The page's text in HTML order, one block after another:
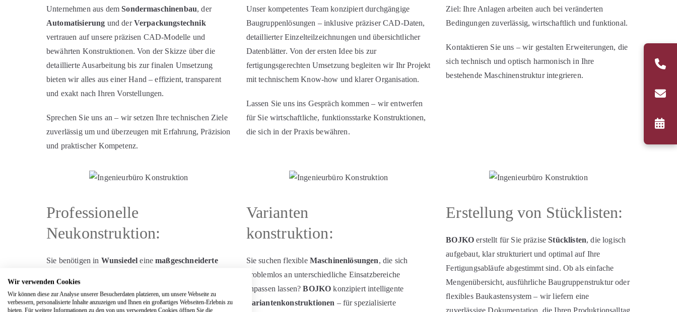
Unternehmen aus demSondermaschinenbau, der
Automatisierung und derVerpackungstechnik
vertrauen auf unsere präzisen CAD‑Modelle und
bewährten Konstruktionen. Von der Skizze über die
detaillierte Ausarbeitung bis zur finalen Umsetzung
bieten wir alles aus einer Hand – effizient, transparent
und exakt nach Ihren Vorstellungen.
Sprechen Sie uns an – wir setzen Ihre technischen Ziele
zuverlässig um und überzeugen mit Erfahrung, Präzision
und praktischer Kompetenz.
Unser kompetentes Team konzipiert durchgängige
Baugruppenlösungen – inklusive präziser CAD‑Daten,
detaillierter Einzelteilzeichnungen und übersichtlicher
Datenblätter. Von der ersten Idee bis zur
fertigungsgerechten Umsetzung begleiten wir Ihr Projekt
mit technischem Know‑how und klarer Organisation.
Lassen Sie uns ins Gespräch kommen – wir entwerfen
für Sie wirtschaftliche, funktionsstarke Konstruktionen,
die sich in der Praxis bewähren.
Ziel: Ihre Anlagen arbeiten auch bei veränderten
Bedingungen zuverlässig, wirtschaftlich und funktional.
Kontaktieren Sie uns – wir gestalten Erweiterungen, die
sich technisch und optisch harmonisch in Ihre
bestehende Maschinenstruktur integrieren.
Professionelle
Neukonstruktion:
Sie benötigen in Wunsiedel einemaßgeschneiderte
wirtschaftliche, funktionale und bewährte
Varianten
konstruktion:
Sie suchen flexible Maschinenlösungen, die sich
problemlos an unterschiedliche Einsatzbereiche
anpassen lassen?BOJKO konzipiert intelligente
Variantenkonstruktionen – für spezialisierte
Erstellung von Stücklisten:
BOJKO erstellt für Sie präziseStücklisten, die logisch
aufgebaut, klar strukturiert und optimal auf Ihre
Fertigungsabläufe abgestimmt sind. Ob als einfache
Mengenübersicht, ausführliche Baugruppenstruktur oder
flexibles Baukastensystem – wir liefern eine
zuverlässige Dokumentation, die Ihren Produktionsalltag
Wir verwenden Cookies
Wir können diese zur Analyse unserer Besucherdaten platzieren, um unsere Webseite zu
verbessern, personalisierte Inhalte anzuzeigen und Ihnen ein großartiges Webseiten-Erlebnis zu
bieten. Für weitere Informationen zu den von uns verwendeten Cookies öffnen Sie die